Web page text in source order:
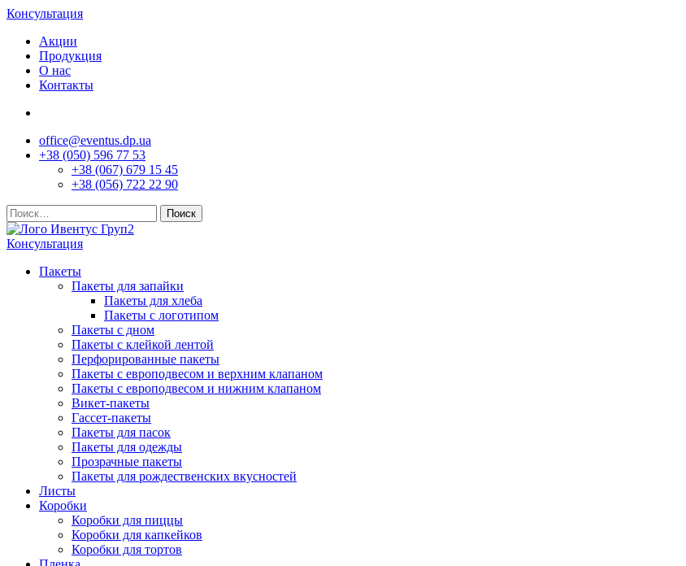
Консультация
Акции
Продукция
О нас
Контакты
office@eventus.dp.ua
+38 (050) 596 77 53
+38 (067) 679 15 45
+38 (056) 722 22 90
Найти:
Консультация
Пакеты
Пакеты для запайки
Пакеты для хлеба
Пакеты с логотипом
Пакеты с дном
Пакеты с клейкой лентой
Перфорированные пакеты
Пакеты с европодвесом и верхним клапаном
Пакеты с европодвесом и нижним клапаном
Викет-пакеты
Гассет-пакеты
Пакеты для пасок
Пакеты для одежды
Прозрачные пакеты
Пакеты для рождественских вкусностей
Листы
Коробки
Коробки для пиццы
Коробки для капкейков
Коробки для тортов